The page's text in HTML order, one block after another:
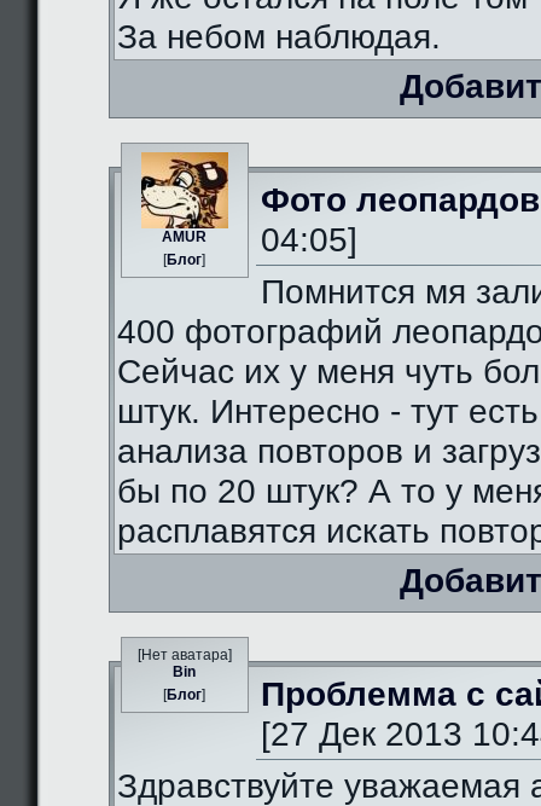
За небом наблюдая.
AMUR
[Блог]
Фото леопардов
04:05]
Помнится мя
400 фотографий
Сейчас их у меня чуть
штук. Интересно - тут
анализа повторов и
бы по 20 штук? А то у
расплавятся искать
[Нет аватара]
Bin
[Блог]
Проблемма с
[27 Дек 2013
Здравствуйте уважаемая